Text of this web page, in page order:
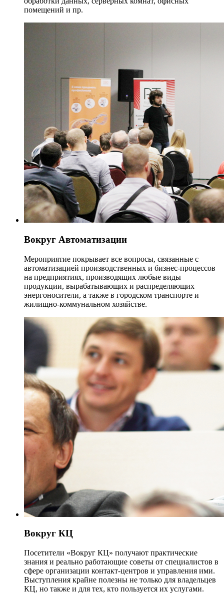
помещений и пр.
Вокруг Автоматизации
Мероприятие покрывает все вопросы, связанные с
автоматизацией производственных и бизнес-процессов
на предприятиях, производящих любые виды
продукции, вырабатывающих и распределяющих
энергоносители, а также в городском транспорте и
жилищно-коммунальном хозяйстве.
Вокруг КЦ
Посетители «Вокруг КЦ» получают практические
знания и реально работающие советы от специалистов в
сфере организации контакт-центров и управления ими.
Выступления крайне полезны не только для владельцев
КЦ, но также и для тех, кто пользуется их услугами.